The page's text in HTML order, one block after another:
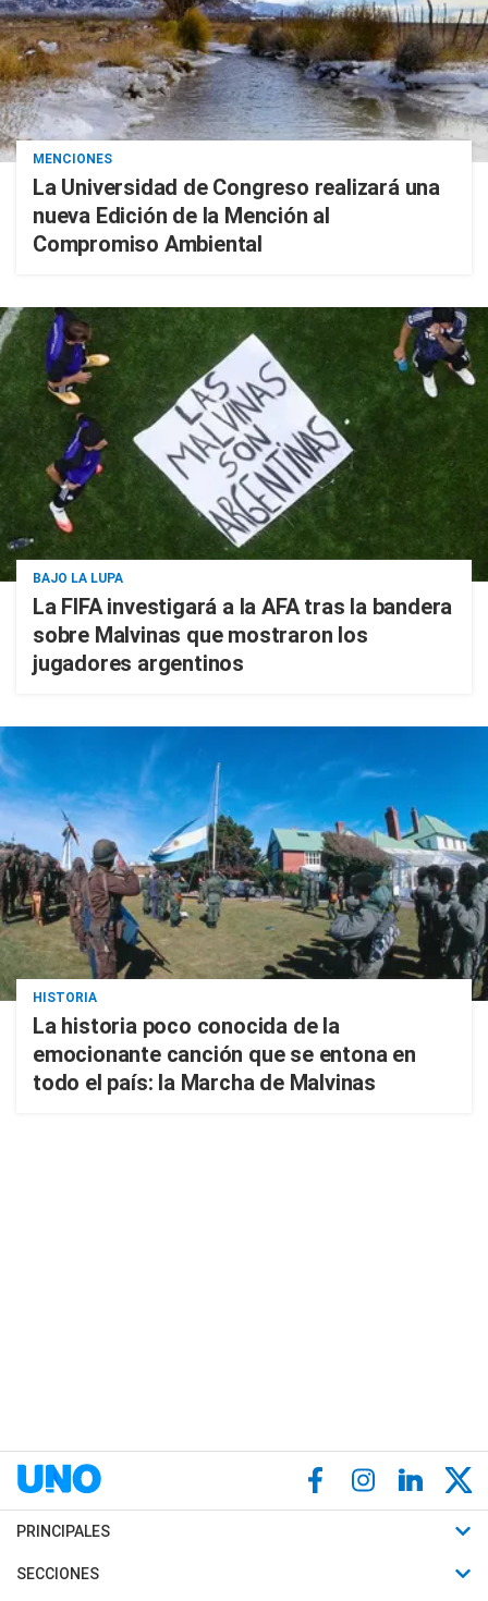
MENCIONES
La Universidad de Congreso realizará una
nueva Edición de la Mención al
Compromiso Ambiental
BAJO LA LUPA
La FIFA investigará a la AFA tras la bandera
sobre Malvinas que mostraron los
jugadores argentinos
HISTORIA
La historia poco conocida de la
emocionante canción que se entona en
todo el país: la Marcha de Malvinas
PRINCIPALES
Últimas Noticias
SECCIONES